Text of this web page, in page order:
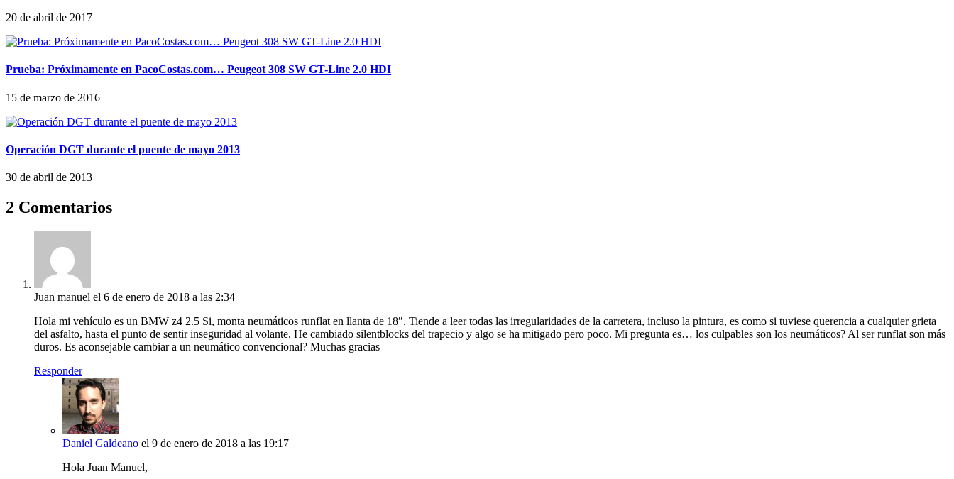
20 de abril de 2017
Prueba: Próximamente en PacoCostas.com… Peugeot 308 SW GT-Line 2.0 HDI
15 de marzo de 2016
Operación DGT durante el puente de mayo 2013
30 de abril de 2013
2 Comentarios
Juan manuel el 6 de enero de 2018 a las 2:34
Hola mi vehículo es un BMW z4 2.5 Si, monta neumáticos runflat en llanta de 18″. Tiende a leer todas las irregularidades de la carretera, incluso la pintura, es como si tuviese querencia a cualquier grieta
del asfalto, hasta el punto de sentir inseguridad al volante. He cambiado silentblocks del trapecio y algo se ha mitigado pero poco. Mi pregunta es… los culpables son los neumáticos? Al ser runflat son más
duros. Es aconsejable cambiar a un neumático convencional? Muchas gracias
Responder
Daniel Galdeano el 9 de enero de 2018 a las 19:17
Hola Juan Manuel,